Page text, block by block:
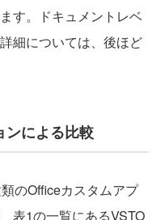
す。ドキュメントレベ
細については、後ほど
による比較
のOfficeカスタムアプ
表1の一覧にあるVSTO